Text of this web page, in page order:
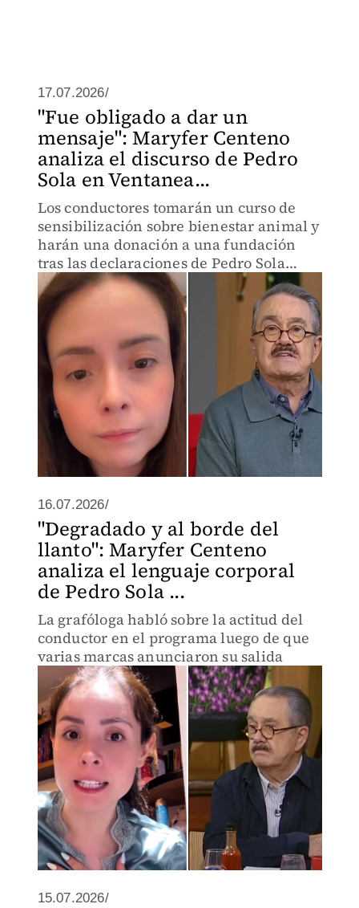
17.07.2026/
"Fue obligado a dar un
mensaje": Maryfer Centeno
analiza el discurso de Pedro
Sola en Ventanea...
Los conductores tomarán un curso de
sensibilización sobre bienestar animal y
harán una donación a una fundación
tras las declaraciones de Pedro Sola
sobre envenenar perros
16.07.2026/
"Degradado y al borde del
llanto": Maryfer Centeno
analiza el lenguaje corporal
de Pedro Sola ...
La grafóloga habló sobre la actitud del
conductor en el programa luego de que
varias marcas anunciaron su salida
15.07.2026/